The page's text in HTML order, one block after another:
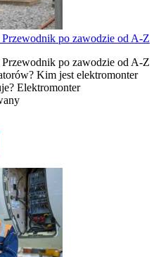
po zawodzie od A-Z
po zawodzie od A-Z
Kim jest elektromonter
Elektromonter